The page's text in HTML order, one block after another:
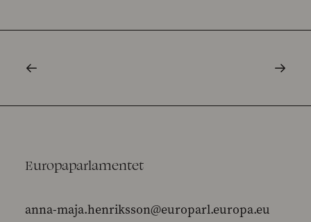
Europaparlamentet
anna-maja.henriksson@europarl.europa.eu